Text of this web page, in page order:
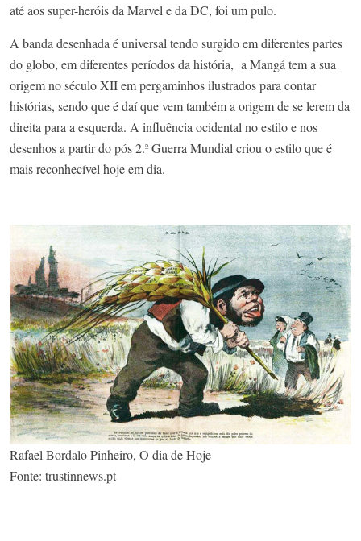
até aos super-heróis da Marvel e da DC, foi um pulo.
A banda desenhada é universal tendo surgido em diferentes partes
do globo, em diferentes períodos da história, a Mangá tem a sua
origem no século XII em pergaminhos ilustrados para contar
histórias, sendo que é daí que vem também a origem de se lerem da
direita para a esquerda. A influência ocidental no estilo e nos
desenhos a partir do pós 2.ª Guerra Mundial criou o estilo que é
mais reconhecível hoje em dia.
Rafael Bordalo Pinheiro, O dia de Hoje
Fonte: trustinnews.pt